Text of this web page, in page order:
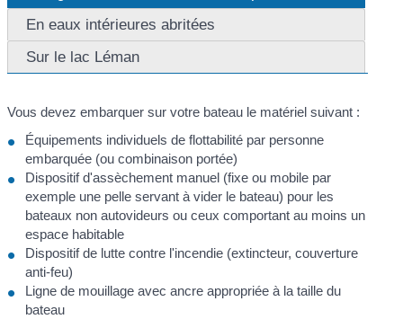
En eaux intérieures abritées
Sur le lac Léman
Vous devez embarquer sur votre bateau le matériel suivant :
Équipements individuels de flottabilité par personne
embarquée (ou combinaison portée)
Dispositif d'assèchement manuel (fixe ou mobile par
exemple une pelle servant à vider le bateau) pour les
bateaux non autovideurs ou ceux comportant au moins un
espace habitable
Dispositif de lutte contre l'incendie (extincteur, couverture
anti-feu)
Ligne de mouillage avec ancre appropriée à la taille du
bateau